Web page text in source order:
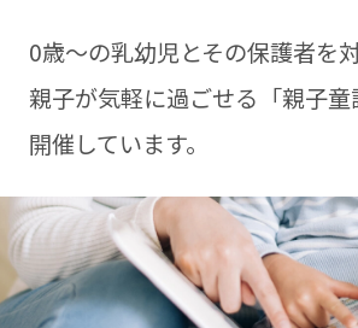
0歳〜の乳幼児とその保護者を
親子が気軽に過ごせる「親子
開催しています。